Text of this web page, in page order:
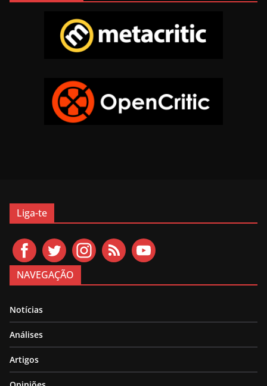
Liga-te
NAVEGAÇÃO
Notícias
Análises
Artigos